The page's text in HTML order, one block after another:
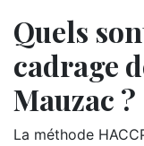
Quels
cadrage
Mauzac ?
La méthode